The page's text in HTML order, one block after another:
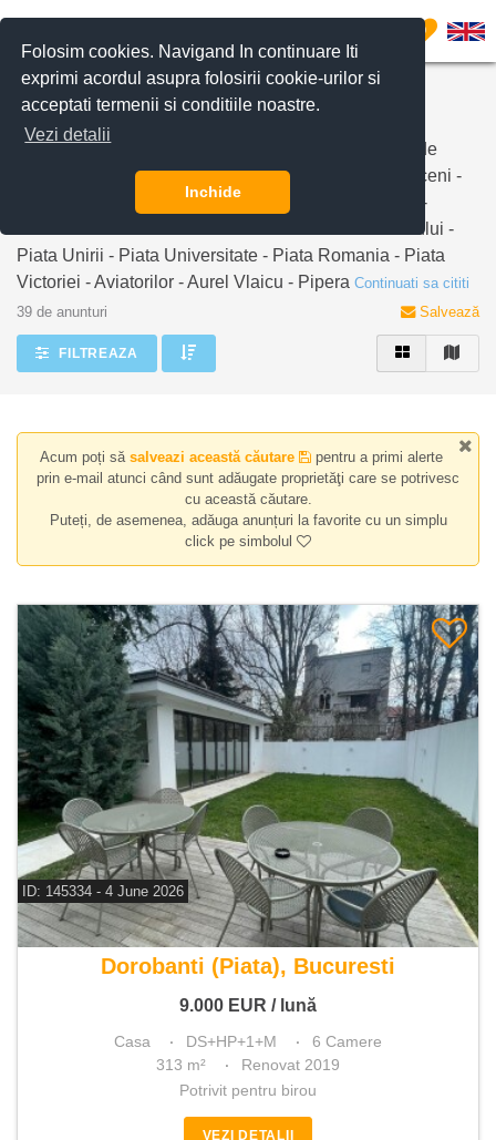
Folosim cookies. Navigand In continuare Iti
exprimi acordul asupra folosirii cookie-urilor si
acceptati termenii si conditiile noastre.
Vezi detalii
Inchide
0
Inchiriere apartamente case vile magistrala M2
BLISS Imobiliare | inchiriere apartamente case vile de
langa magistrala M2 Bucuresti Statii de metrou: Berceni -
Dimitrie Leonida - Piata Sudului - Aparatorie Patriei -
Constantin Brancoveanu - Eroii Revolutiei - Tineretului -
Piata Unirii - Piata Universitate - Piata Romania - Piata
Victoriei - Aviatorilor - Aurel Vlaicu - Pipera Continuati sa cititi
39 de anunturi
Salvează
FILTREAZA
Acum poți să salveazi această căutare
pentru a primi alerte
prin e-mail atunci când sunt adăugate proprietăţi care se potrivesc
cu această căutare.
Puteți, de asemenea, adăuga anunțuri la favorite cu un simplu
click pe simbolul
ID: 145334 - 4 June 2026
De inchiriat casa 6 camere
Dorobanti (Piata), Bucuresti
9.000 EUR / lună
Casa DS+HP+1+M
6 Camere
313 m²
Renovat 2019
Potrivit pentru birou
VEZI DETALII